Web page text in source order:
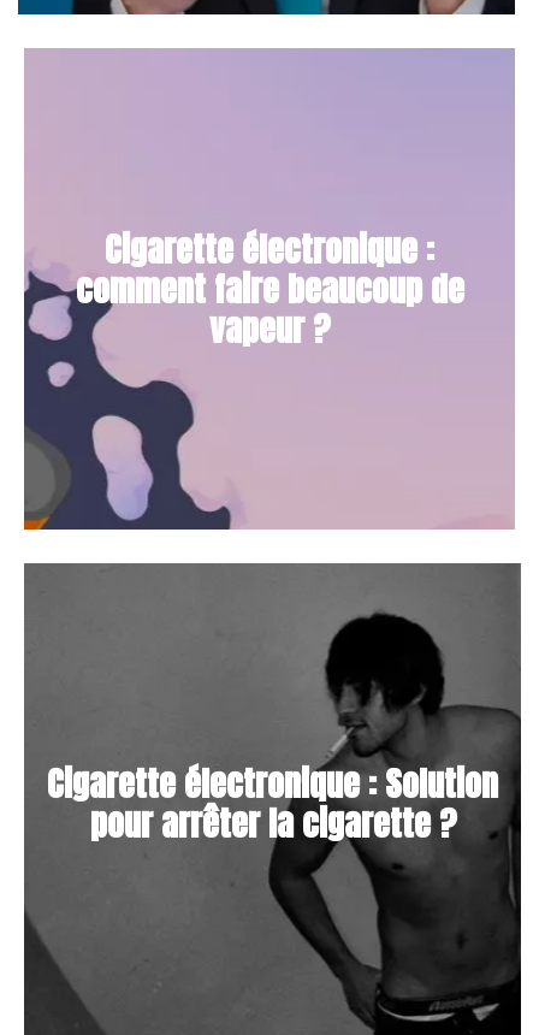
Cigarette électronique :
comment faire beaucoup de
vapeur ?
Cigarette électronique : Solution
pour arrêter la cigarette ?